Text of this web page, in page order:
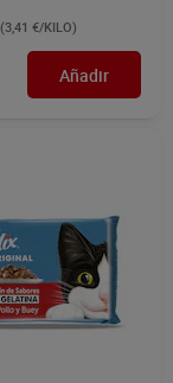
(3,41 €/KILO)
Añadir